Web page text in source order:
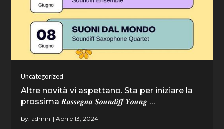
Uncategorized
Altre novità vi aspettano. Sta per iniziare la
prossima 𝑹𝒂𝒔𝒔𝒆𝒈𝒏𝒂 𝑺𝒐𝒖𝒏𝒅𝒊𝒇𝒇 𝒀𝒐𝒖𝒏𝒈 …
by: admin